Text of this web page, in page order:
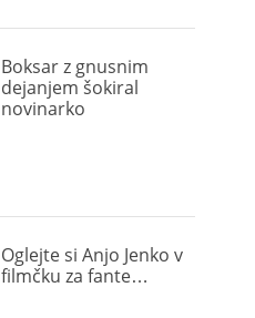
Boksar z gnusnim
dejanjem šokiral
novinarko
Oglejte si Anjo Jenko v
filmčku za fante…